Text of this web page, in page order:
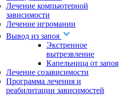
Лечение компьютерной
зависимости
Лечение игромании
Вывод из запоя
Экстренное
вытрезвление
Капельница от запоя
Лечение созависимости
Программа лечения и
реабилитации зависимостей